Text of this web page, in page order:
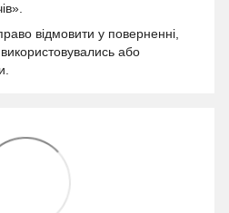
відмовити у поверненні,
або